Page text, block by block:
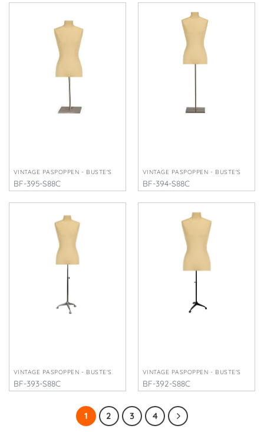
VINTAGE PASPOPPEN - BUSTE'S
BF-395-S88C
€300,00
VINTAGE PASPOPPEN - BUSTE'S
BF-394-S88C
€300,00
VINTAGE PASPOPPEN - BUSTE'S
BF-393-S88C
€325,00
VINTAGE PASPOPPEN - BUSTE'S
BF-392-S88C
€335,00
1 2 3 4